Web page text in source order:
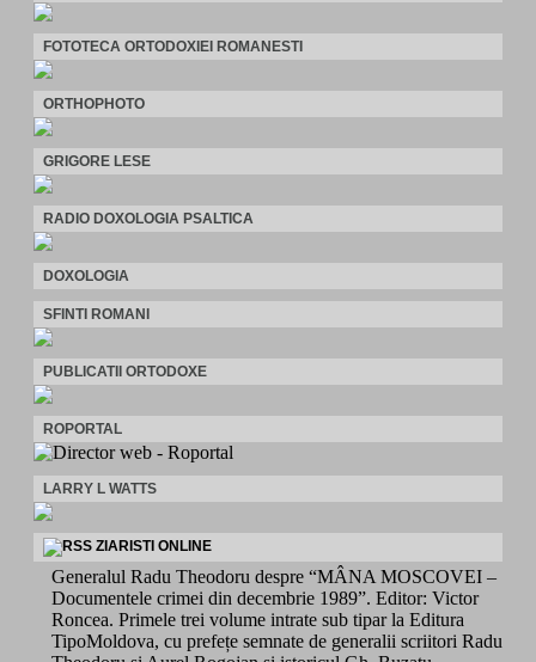
FOTOTECA ORTODOXIEI ROMANESTI
ORTHOPHOTO
GRIGORE LESE
RADIO DOXOLOGIA PSALTICA
DOXOLOGIA
SFINTI ROMANI
PUBLICATII ORTODOXE
ROPORTAL
LARRY L WATTS
ZIARISTI ONLINE
Generalul Radu Theodoru despre “MÂNA MOSCOVEI –
Documentele crimei din decembrie 1989”. Editor: Victor
Roncea. Primele trei volume intrate sub tipar la Editura
TipoMoldova, cu prefețe semnate de generalii scriitori Radu